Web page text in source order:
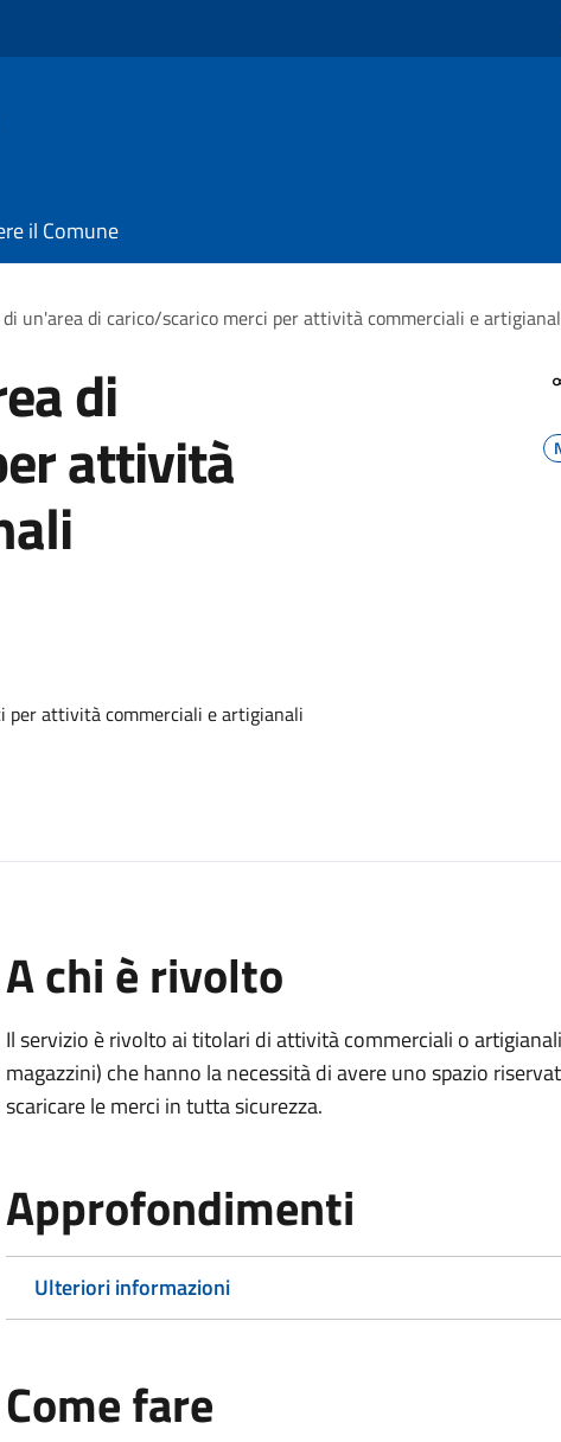
il Comune
di un'area di carico/scarico merci per attività commerciali e
di
attività
per attività commerciali e artigianali
A chi è rivolto
Il servizio è rivolto ai titolari di attività commerciali o
magazzini) che hanno la necessità di avere uno spazio
scaricare le merci in tutta sicurezza.
Approfondimenti
Ulteriori informazioni
Come fare